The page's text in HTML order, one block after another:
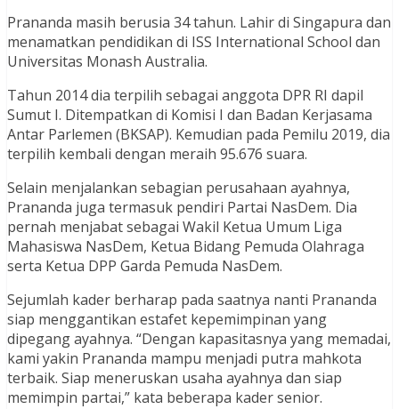
Prananda masih berusia 34 tahun. Lahir di Singapura dan
menamatkan pendidikan di ISS International School dan
Universitas Monash Australia.
Tahun 2014 dia terpilih sebagai anggota DPR RI dapil
Sumut I. Ditempatkan di Komisi I dan Badan Kerjasama
Antar Parlemen (BKSAP). Kemudian pada Pemilu 2019, dia
terpilih kembali dengan meraih 95.676 suara.
Selain menjalankan sebagian perusahaan ayahnya,
Prananda juga termasuk pendiri Partai NasDem. Dia
pernah menjabat sebagai Wakil Ketua Umum Liga
Mahasiswa NasDem, Ketua Bidang Pemuda Olahraga
serta Ketua DPP Garda Pemuda NasDem.
Sejumlah kader berharap pada saatnya nanti Prananda
siap menggantikan estafet kepemimpinan yang
dipegang ayahnya. “Dengan kapasitasnya yang memadai,
kami yakin Prananda mampu menjadi putra mahkota
terbaik. Siap meneruskan usaha ayahnya dan siap
memimpin partai,” kata beberapa kader senior.